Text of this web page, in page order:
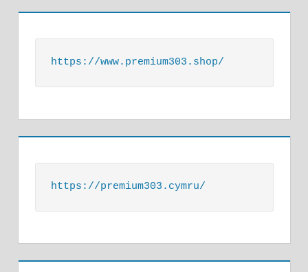
https://www.premium303.shop/
https://premium303.cymru/